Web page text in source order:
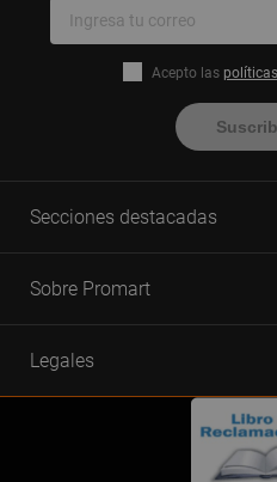
Acepto las
Secciones destacadas
Sobre Promart
Legales